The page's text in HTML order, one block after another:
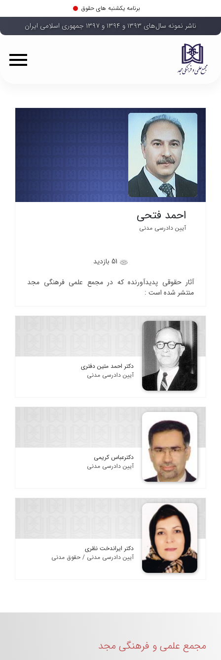
برنامه یکشنبه های حقوق
ناشر نمونه سال‌های ۱۳۹۳ و ۱۳۹۴ و ۱۳۹۷ جمهوری اسلامی ایران
احمد فتحی
آیین دادرسی مدنی
آثار حقوقی پدیدآورنده که در مجمع علمی فرهنگی مجد
منتشر شده است :
دکتر احمد متین دفتری
آیین دادرسی مدنی
دکترعباس کریمی
آیین دادرسی مدنی
دکتر ایراندخت نظری
آیین دادرسی مدنی / حقوق مدنی
مجمع علمی و فرهنگی مجد